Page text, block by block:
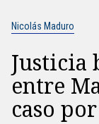
Nicolás Maduro
Justicia
entre
caso